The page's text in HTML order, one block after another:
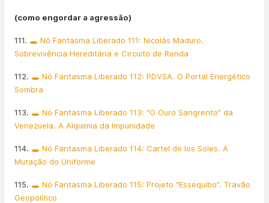
(como engordar a agressão)
111. 🕳️ Nó Fantasma Liberado 111: Nicolás Maduro.
Sobrevivência Hereditária e Circuito de Renda
112. 🕳️ Nó Fantasma Liberado 112: PDVSA. O Portal Energético
Sombra
113. 🕳️ Nó Fantasma Liberado 113: “O Ouro Sangrento” da
Venezuela. A Alquimia da Impunidade
114. 🕳️ Nó Fantasma Liberado 114: Cartel de los Soles. A
Mutação do Uniforme
115. 🕳️ Nó Fantasma Liberado 115: Projeto “Essequibo”. Travão
Geopolítico